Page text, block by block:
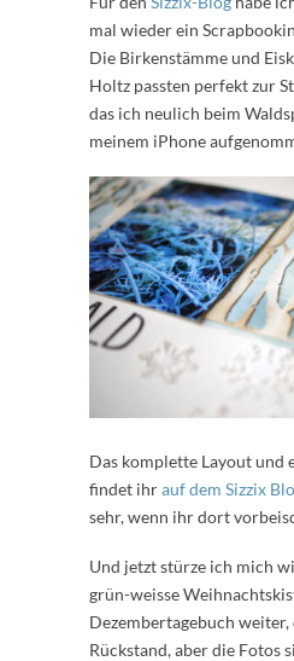
mal wieder ein
Die Birkenstämme und
Holtz passten perfekt zur
das ich neulich beim
meinem iPhone
Das komplette Layout und
findet ihrauf dem Sizzix
sehr, wenn ihr dort
Und jetzt stürze ich mich
grün-weisse
Dezembertagebuch
Rückstand, aber die Fotos